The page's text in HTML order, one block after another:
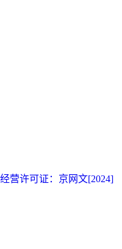
营许可证：京网文[2024]